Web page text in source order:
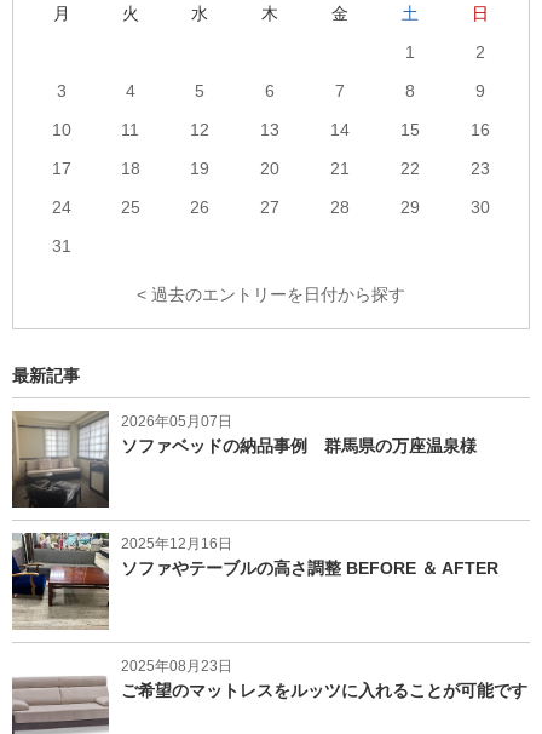
月 火 水 木 金 土
日
1
2
3
4 5 6 7 8
9
10
11 12 13 14 15
16
17
18 19 20 21 22
23
24
25 26 27 28 29
30
31
< 過去のエントリーを日付から探す
最新記事
2026年05月07日
ソファベッドの納品事例 群馬県の万座温泉様
2025年12月16日
ソファやテーブルの高さ調整 BEFORE ＆ AFTER
2025年08月23日
ご希望のマットレスをルッツに入れることが可能です